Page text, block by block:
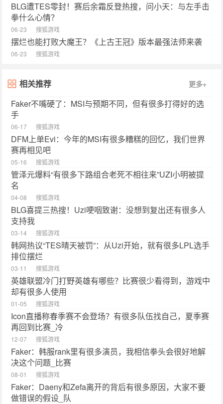
BLG遭TES零封！赛后余霜反登热搜，问小天：与左手击
拳什么心情？
06-23 搜狐游戏
摆烂也能打败大魔王？《上古王冠》版本最强法师来袭
06-23 搜狐游戏
相关推荐 更多+
Faker不嘴硬了：MSI与预期不同，但有很多打得好的选
手
06-17 搜狐游戏
DFM上单Evi：今年的MSI有很多糟糕的回忆，我们世界
赛再相见吧
05-16 搜狐游戏
管泽元爆料“有很多下路组合老死不相往来”UZI小明被提
名
04-08 搜狐游戏
BLG喜提三热搜！Uzi哽咽致谢：没想到复出还有很多人
支持我
03-14 搜狐游戏
韩网热议“TES晴天被罚”：从Uzi开始，就有很多LPL选手
排位摆烂
03-11 搜狐游戏
英雄联盟冷门打野英雄有哪些？比赛很少看得到，游戏中
却有很多人使用
01-05 搜狐游戏
Icon直播称春季赛不会登场？有很多队伍找自己，夏季赛
再回到比赛_冷
12-07 搜狐游戏
Faker：韩服rank里有很多演员，我相信拳头会很好地解
决这个问题_比赛
08-01 搜狐游戏
Faker：Daeny和Zefa离开的背后有很多原因，大家不要
做错误的假设_队